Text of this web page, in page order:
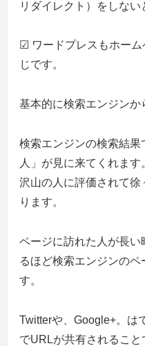
リダイレクト）をしない
☑ ワードプレスもホーム
じです。
基本的に検索エンジンか
検索エンジンの検索結
人」が見に来てくれます
沢山の人に評価されて
ります。
ページに訪れた人が長
るほど検索エンジンの
す。
Twitterや、Google+。は
でURLが共有されるこ